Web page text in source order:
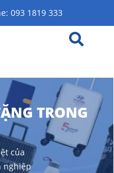
093 1819 333
TRONG
của
nghiệp